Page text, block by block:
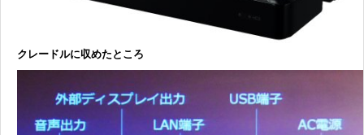
クレードルに収めたところ